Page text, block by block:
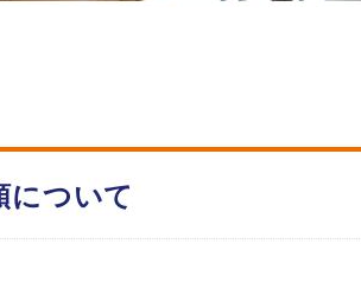
について